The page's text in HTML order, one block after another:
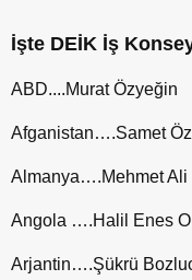
İşte DEİK İş
ABD....Murat Özyeğin
Afganistan….Samet
Almanya….Mehmet Ali
Angola ….Halil Enes
Arjantin….Şükrü